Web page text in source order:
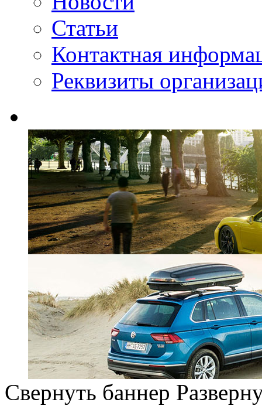
Статьи
Контактная
Реквизиты
Свернуть баннер